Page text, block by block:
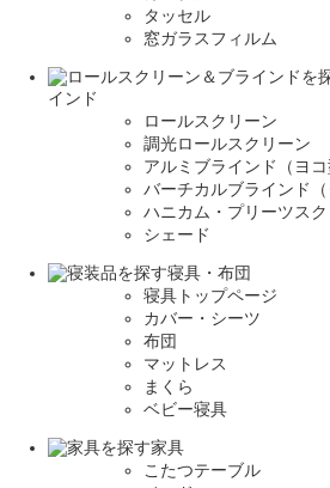
タッセル
窓ガラスフィルム
インド
ロールスクリーン
調光ロールスクリーン
アルミブラインド（ヨコ
バーチカルブラインド（
ハニカム・プリーツス
シェード
寝具・布団
寝具トップページ
カバー・シーツ
布団
マットレス
まくら
ベビー寝具
家具
こたつテーブル